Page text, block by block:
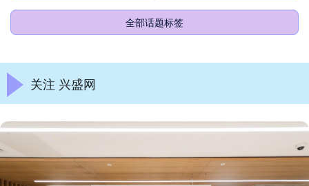
全部话题标签
关注 兴盛网